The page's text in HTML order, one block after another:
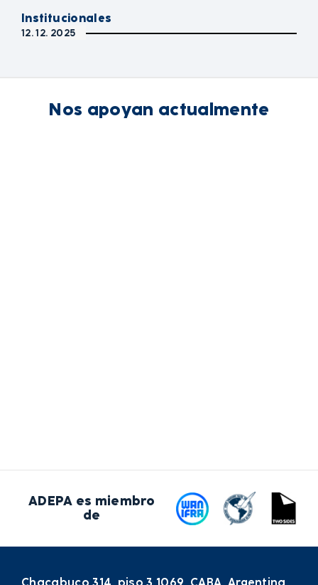
Institucionales
12. 12. 2025
Nos apoyan actualmente
ADEPA es miembro
de